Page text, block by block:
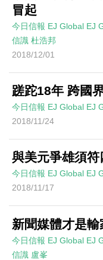
冒起
今日信報 EJ Global EJ
信識 杜浩邦
2018/12/01
蹉跎18年 跨國
今日信報 EJ Global EJ
2018/11/24
與美元爭雄須符
今日信報 EJ Global EJ
2018/11/17
新聞媒體才是輸
今日信報 EJ Global EJ
信識 盧峯